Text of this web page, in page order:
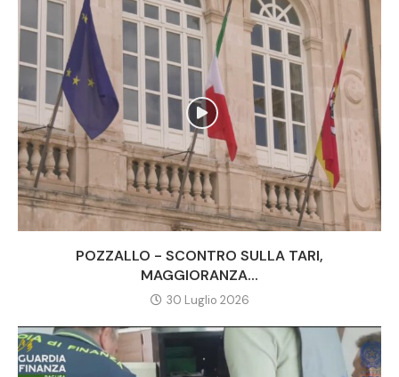
POZZALLO - SCONTRO SULLA TARI,
MAGGIORANZA...
30 Luglio 2026